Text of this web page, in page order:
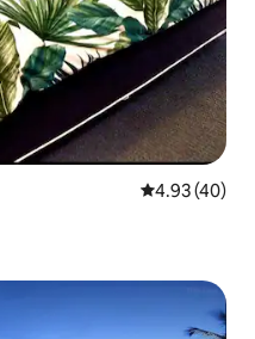
從 40 則評價
4.93 (40)